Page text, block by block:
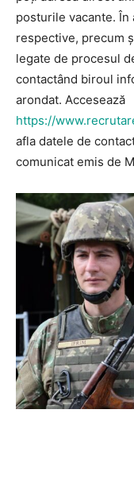
posturile vacante.
respective, precum
legate de procesul
contactând biroul
arondat. Accesează
https://
afla datele de
comunicat emis de